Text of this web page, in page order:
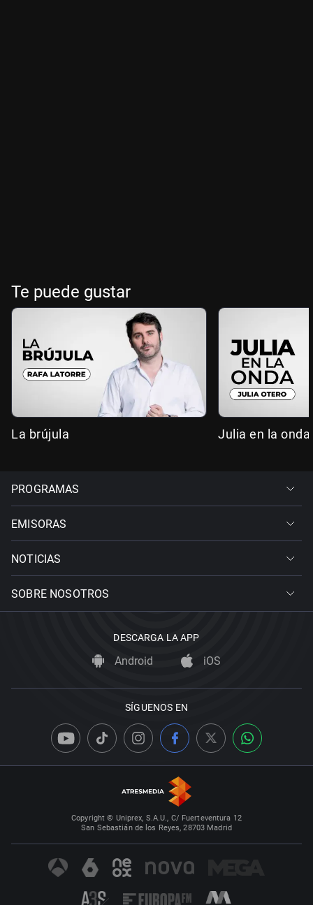
Te puede gustar
La brújula Julia en la onda
PROGRAMAS
EMISORAS
NOTICIAS
SOBRE NOSOTROS
DESCARGA LA APP
Android iOS
SÍGUENOS EN
Copyright © Uniprex, S.A.U., C/ Fuerteventura 12
San Sebastián de los Reyes, 28703 Madrid